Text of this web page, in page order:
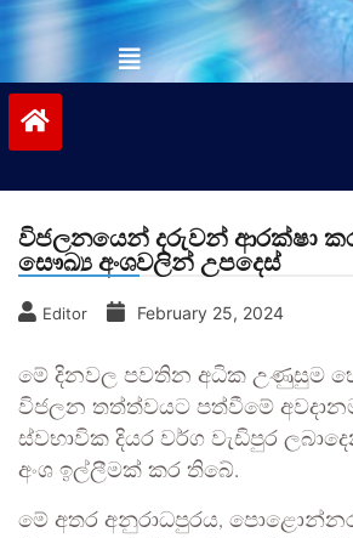
විජලනයෙන් දරුවන් ආරක්ෂා
සෞඛ්‍ය අංශවලින් උපදෙස්
Editor February 25, 2024
මේ දිනවල පවතින අධික උණුසුම
විජලන තත්ත්වයට පත්වීමේ
ස්වභාවික දියර වර්ග වැඩිපුර
අංශ ඉල්ලීමක් කර තිබේ.
මේ අතර අනුරාධපුරය,